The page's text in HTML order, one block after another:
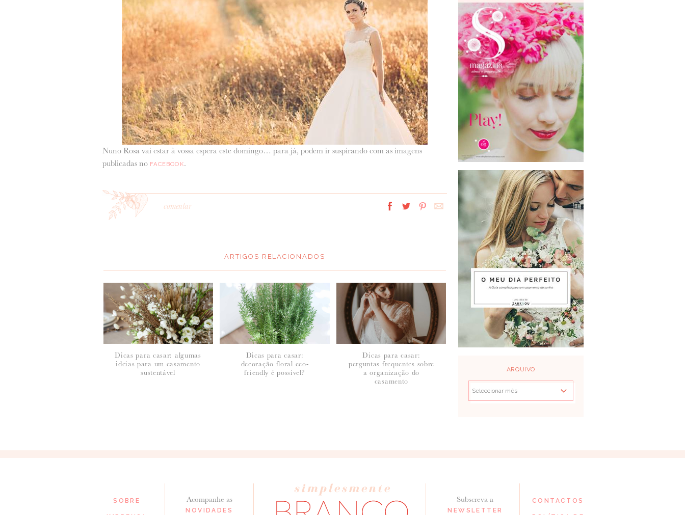
Nuno Rosa vai estar à vossa espera este domingo… para já, podem ir suspirando com as imagens
publicadas no FACEBOOK.
comentar
NOME*:
ARTIGOS RELACIONADOS
Dicas para casar: algumas
ideias para um casamento
sustentável
Dicas para casar:
decoração floral eco-
friendly é possível?
Dicas para casar:
perguntas frequentes sobre
a organização do
casamento
ARQUIVO
SOBRE Acompanhe as
NOVIDADES
Subscreva a
NEWSLETTER
CONTACTOS